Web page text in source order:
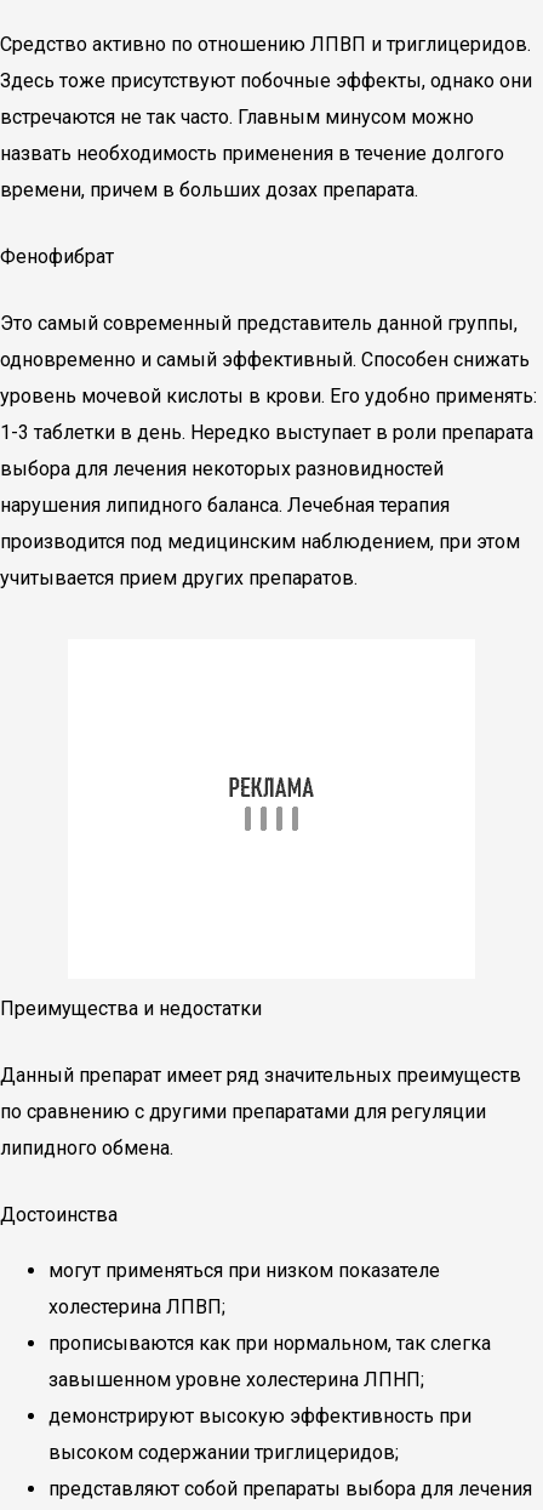
Средство активно по отношению ЛПВП и триглицеридов.
Здесь тоже присутствуют побочные эффекты, однако они
встречаются не так часто. Главным минусом можно
назвать необходимость применения в течение долгого
времени, причем в больших дозах препарата.
Фенофибрат
Это самый современный представитель данной группы,
одновременно и самый эффективный. Способен снижать
уровень мочевой кислоты в крови. Его удобно применять:
1-3 таблетки в день. Нередко выступает в роли препарата
выбора для лечения некоторых разновидностей
нарушения липидного баланса. Лечебная терапия
производится под медицинским наблюдением, при этом
учитывается прием других препаратов.
Преимущества и недостатки
Данный препарат имеет ряд значительных преимуществ
по сравнению с другими препаратами для регуляции
липидного обмена.
Достоинства
могут применяться при низком показателе
холестерина ЛПВП;
прописываются как при нормальном, так слегка
завышенном уровне холестерина ЛПНП;
демонстрируют высокую эффективность при
высоком содержании триглицеридов;
представляют собой препараты выбора для лечения